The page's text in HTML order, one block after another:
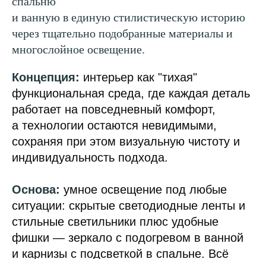
и ванную в единую стилистическую историю
через тщательно подобранные материалы и
многослойное освещение.
Концепция: интерьер как "тихая"
функциональная среда, где каждая деталь
работает на повседневный комфорт,
а технологии остаются невидимыми,
сохраняя при этом визуальную чистоту и
индивидуальность подхода.
Основа: умное освещение под любые
ситуации: скрытые светодиодные ленты и
стильные светильники плюс удобные
фишки — зеркало с подогревом в ванной
и карнизы с подсветкой в спальне. Всё